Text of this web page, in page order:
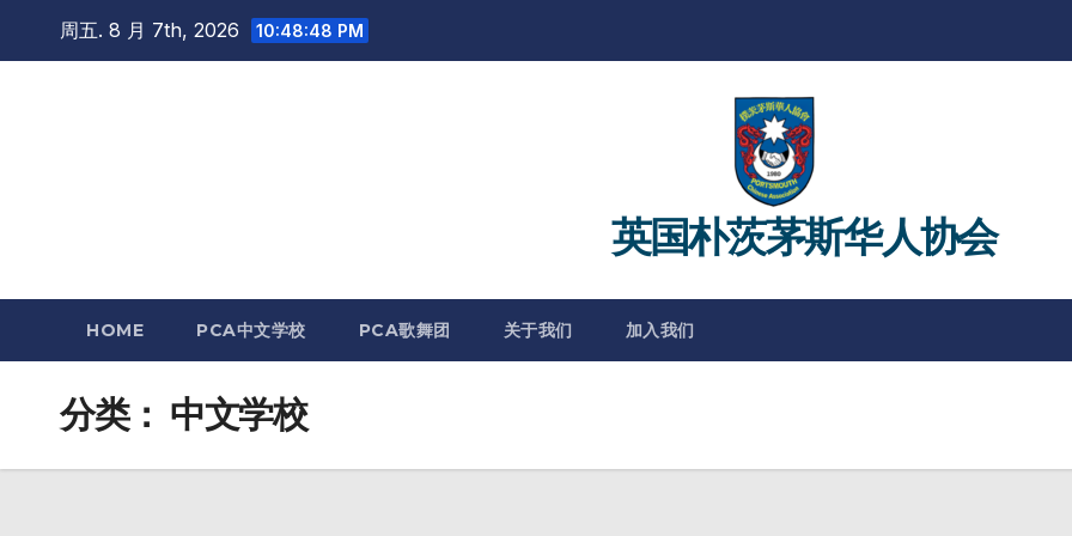
周五. 8 月 7th, 2026 10:48:49 PM
英国朴茨茅斯华人协会
HOME PCA中文学校 PCA歌舞团 关于我们 加入我们
分类： 中文学校